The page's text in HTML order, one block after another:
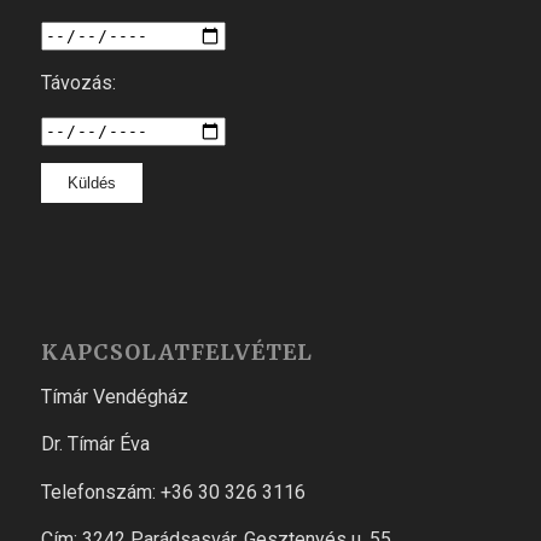
Távozás:
KAPCSOLATFELVÉTEL
Tímár Vendégház
Dr. Tímár Éva
Telefonszám: +36 30 326 3116